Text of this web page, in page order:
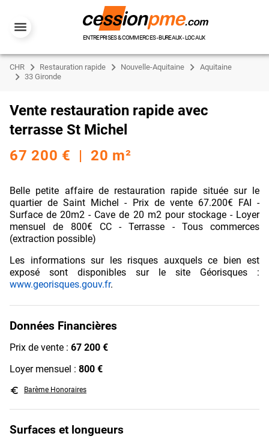
ENTREPRISES & COMMERCES - BUREAUX - LOCAUX
CHR Restauration rapide Nouvelle-Aquitaine
Aquitaine
33 Gironde
Vente restauration rapide avec
terrasse St Michel
67 200 € | 20 m²
Belle petite affaire de restauration rapide située sur le
quartier de Saint Michel - Prix de vente 67.200€ FAI -
Surface de 20m2 - Cave de 20 m2 pour stockage - Loyer
mensuel de 800€ CC - Terrasse - Tous commerces
(extraction possible)
Les informations sur les risques auxquels ce bien est
exposé sont disponibles sur le site Géorisques :
www.georisques.gouv.fr.
Données Financières
Prix de vente : 67 200 €
Loyer mensuel : 800 €
euro_symbol Barème Honoraires
Surfaces et longueurs